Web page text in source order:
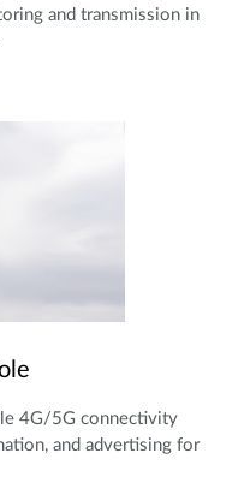
and transmission in
4G/5G connectivity
and advertising for